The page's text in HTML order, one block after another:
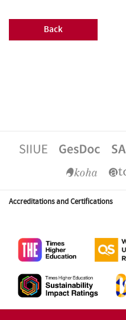
Back
Accreditations and Certifications